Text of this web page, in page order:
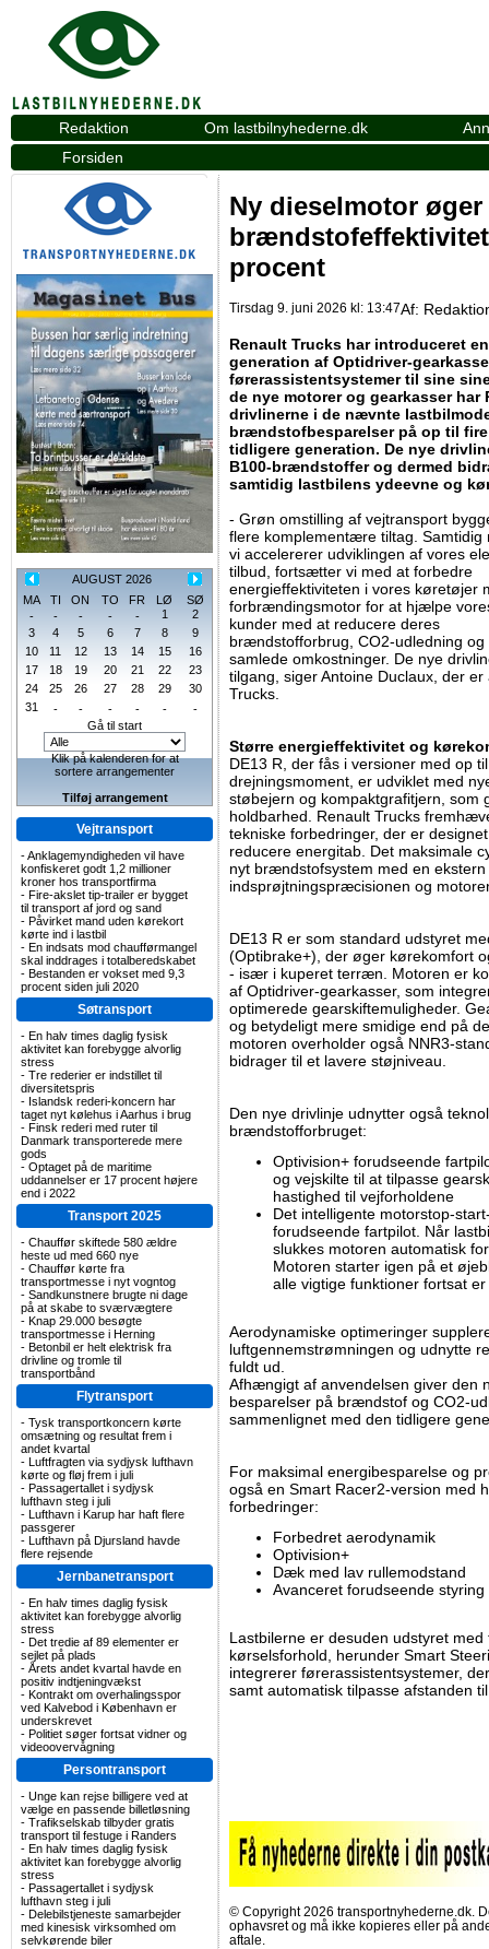
Redaktion Om lastbilnyhederne.dk
Forsiden
AUGUST 2026
MA
TI ON TO FR LØ
SØ
-
- - - - 1
2
3
4 5 6 7 8
9
10
11 12 13 14 15
16
17
18 19 20 21 22
23
24
25 26 27 28 29
30
31
- - - - -
-
Gå til start
Klik på kalenderen for at
sortere arrangementer
Tilføj arrangement
Vejtransport
-Anklagemyndigheden vil have
konfiskeret godt 1,2 millioner
kroner hos transportfirma
- Fire-akslet tip-trailer er bygget
til transport af jord og sand
- Påvirket mand uden kørekort
kørte ind i lastbil
- En indsats mod chaufførmangel
skal inddrages i totalberedskabet
- Bestanden er vokset med 9,3
procent siden juli 2020
Søtransport
- En halv times daglig fysisk
aktivitet kan forebygge alvorlig
stress
- Tre rederier er indstillet til
diversitetspris
- Islandsk rederi-koncern har
taget nyt kølehus i Aarhus i brug
- Finsk rederi med ruter til
Danmark transporterede mere
gods
- Optaget på de maritime
uddannelser er 17 procent højere
end i 2022
Transport 2025
- Chauffør skiftede 580 ældre
heste ud med 660 nye
- Chauffør kørte fra
transportmesse i nyt vogntog
- Sandkunstnere brugte ni dage
på at skabe to sværvægtere
- Knap 29.000 besøgte
transportmesse i Herning
- Betonbil er helt elektrisk fra
drivline og tromle til
transportbånd
Flytransport
- Tysk transportkoncern kørte
omsætning og resultat frem i
andet kvartal
- Luftfragten via sydjysk lufthavn
kørte og fløj frem i juli
- Passagertallet i sydjysk
lufthavn steg i juli
- Lufthavn i Karup har haft flere
passgerer
- Lufthavn på Djursland havde
flere rejsende
Jernbanetransport
- En halv times daglig fysisk
aktivitet kan forebygge alvorlig
stress
- Det tredie af 89 elementer er
sejlet på plads
- Årets andet kvartal havde en
positiv indtjeningvækst
- Kontrakt om overhalingsspor
ved Kalvebod i København er
underskrevet
- Politiet søger fortsat vidner og
videoovervågning
Persontransport
- Unge kan rejse billigere ved at
vælge en passende billetløsning
- Trafikselskab tilbyder gratis
transport til festuge i Randers
- En halv times daglig fysisk
aktivitet kan forebygge alvorlig
stress
- Passagertallet i sydjysk
lufthavn steg i juli
- Delebilstjeneste samarbejder
med kinesisk virksomhed om
selvkørende biler
Ny dieselmotor øger
procent
Tirsdag 9. juni 2026 kl: 13:47Af:
Renault Trucks har introduceret
generation af Optidriver-
førerassistentsystemer til sine
de nye motorer og gearkasser har
drivlinerne i de nævnte
brændstofbesparelser på op til
tidligere generation. De nye
B100-brændstoffer og dermed
samtidig lastbilens ydeevne og
- Grøn omstilling af vejtransport
flere komplementære tiltag. Samtidig
vi accelererer udviklingen af vores
tilbud, fortsætter vi med at forbedre
energieffektiviteten i vores køretøjer
forbrændingsmotor for at hjælpe
kunder med at reducere deres
brændstofforbrug, CO2-udledning og
samlede omkostninger. De nye
tilgang, siger Antoine Duclaux, der
Trucks.
Større energieffektivitet og
DE13 R, der fås i versioner med op
drejningsmoment, er udviklet med
støbejern og kompaktgrafitjern, som
holdbarhed. Renault Trucks
tekniske forbedringer, der er
reducere energitab. Det maksimale
nyt brændstofsystem med en
indsprøjtningspræcisionen og
DE13 R er som standard udstyret
(Optibrake+), der øger kørekomfort
- især i kuperet terræn. Motoren er
af Optidriver-gearkasser, som
optimerede gearskiftemuligheder.
og betydeligt mere smidige end på
motoren overholder også NNR3-
bidrager til et lavere støjniveau.
Den nye drivlinje udnytter også
brændstofforbruget:
Optivision+ forudseende
og vejskilte til at tilpasse
hastighed til vejforholdene
Det intelligente motorstop-
forudseende fartpilot. Når
slukkes motoren automatisk
Motoren starter igen på et
alle vigtige funktioner fortsat er
Aerodynamiske optimeringer
luftgennemstrømningen og udnytte
fuldt ud.
Afhængigt af anvendelsen giver den
besparelser på brændstof og CO2-
sammenlignet med den tidligere
For maksimal energibesparelse og
også en Smart Racer2-version med
forbedringer:
Forbedret aerodynamik
Optivision+
Dæk med lav rullemodstand
Avanceret forudseende styring
Lastbilerne er desuden udstyret
kørselsforhold, herunder Smart
integrerer førerassistentsystemer,
samt automatisk tilpasse afstanden
© Copyright 2026 transportnyhederne.dk.
ophavsret og må ikke kopieres eller på
aftale.